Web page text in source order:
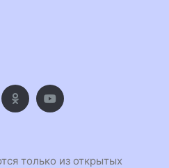
только из открытых